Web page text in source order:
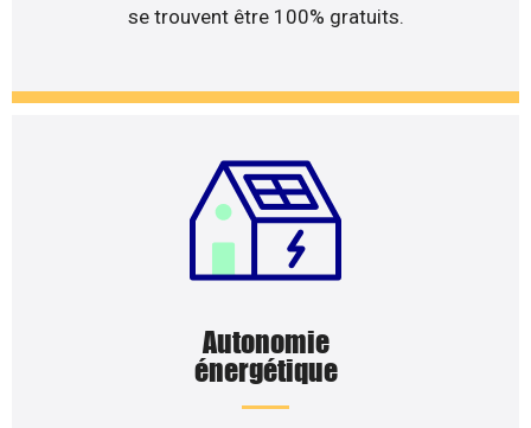
se trouvent être 100% gratuits.
Autonomie
énergétique